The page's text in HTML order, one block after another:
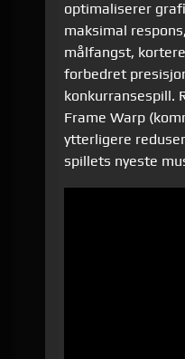
optimaliserer
maksimal
målfangst,
forbedret
konkurransespill.
Frame Warp
ytterligere
spillets nyeste